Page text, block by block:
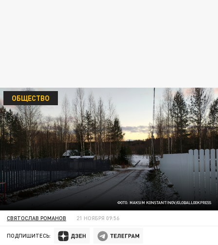
ФОТО: MAKSIM KONSTANTINOV/GLOBALLOOKPRESS
ОБЩЕСТВО
СВЯТОСЛАВ РОМАНОВ 21 НОЯБРЯ 09:56
ПОДПИШИТЕСЬ: